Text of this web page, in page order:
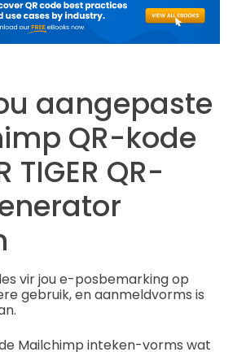
aangepaste
QR-kode
TIGER QR-
vir jou e-posbemarking op
gebruik, en aanmeldvorms is
Mailchimp inteken-vorms wat